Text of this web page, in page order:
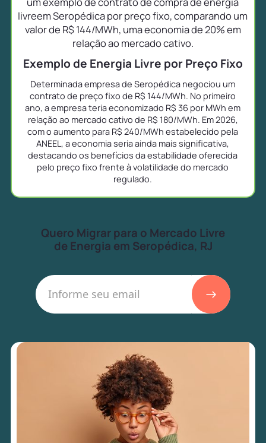
livreem Seropédica por preço fixo, comparando um
valor de R$ 144/MWh, uma economia de 20% em
relação ao mercado cativo.
Exemplo de Energia Livre por Preço Fixo
Determinada empresa de Seropédica negociou um
contrato de preço fixo de R$ 144/MWh. No primeiro
ano, a empresa teria economizado R$ 36 por MWh em
relação ao mercado cativo de R$ 180/MWh. Em 2026,
com o aumento para R$ 240/MWh estabelecido pela
ANEEL, a economia seria ainda mais significativa,
destacando os benefícios da estabilidade oferecida
pelo preço fixo frente à volatilidade do mercado
regulado.
Quero Migrar para o Mercado Livre
de Energia em Seropédica, RJ